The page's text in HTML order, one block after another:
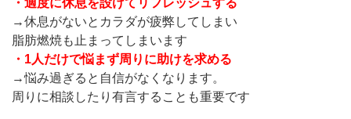
→休息がないとカラダが疲弊してしまい
脂肪燃焼も止まってしまいます
・1人だけで悩まず周りに助けを求める
→悩み過ぎると自信がなくなります。
周りに相談したり有言することも重要です